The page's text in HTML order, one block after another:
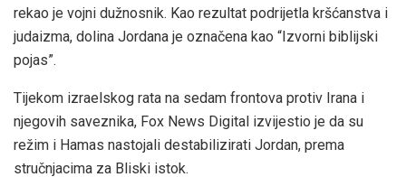
rekao je vojni dužnosnik. Kao rezultat podrijetla kršćanstva i
judaizma, dolina Jordana je označena kao “Izvorni biblijski
pojas”.
Tijekom izraelskog rata na sedam frontova protiv Irana i
njegovih saveznika, Fox News Digital izvijestio je da su
režim i Hamas nastojali destabilizirati Jordan, prema
stručnjacima za Bliski istok.